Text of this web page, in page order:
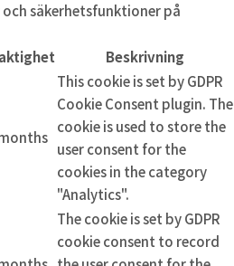
säkerhetsfunktioner på
Beskrivning
This cookie is set by GDPR
Cookie Consent plugin. The
cookie is used to store the
user consent for the
cookies in the category
"Analytics".
The cookie is set by GDPR
cookie consent to record